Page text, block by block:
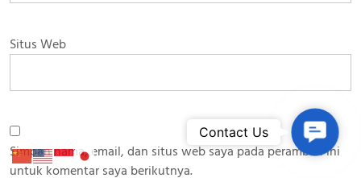
Situs Web
Simpan nama, email, dan situs web saya pada peramban ini
untuk komentar saya berikutnya.
Contact Us